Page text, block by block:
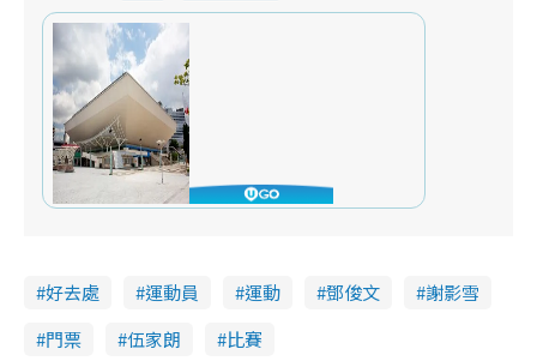
好去處 運動員 運動 鄧俊文
謝影雪
門票
伍家朗 比賽